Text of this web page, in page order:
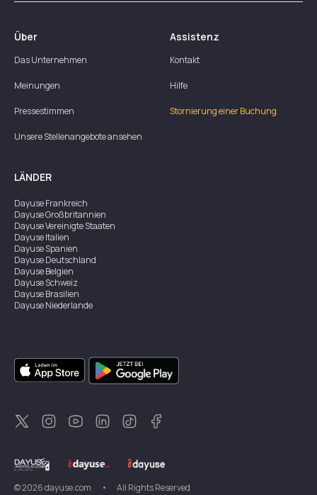
Über
Das Unternehmen
Meinungen
Pressestimmen
Unsere Stellenangebote ansehen
Assistenz
Kontakt
Hilfe
Stornierung einer Buchung
LÄNDER
DayuseFrankreich
DayuseGroßbritannien
DayuseVereinigte Staaten
DayuseItalien
DayuseSpanien
DayuseDeutschland
DayuseBelgien
DayuseSchweiz
DayuseBrasilien
DayuseNiederlande
DayuseSingapur
DayuseZweden
DayuseThailand
DayuseNeuseeland
DayuseTürkei
©2026dayuse.com •
All Rights Reserved